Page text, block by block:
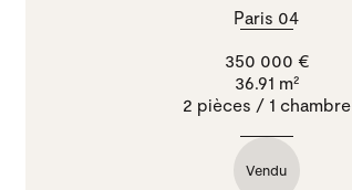
Paris 04
350 000 €
36.91 m²
2 pièces / 1 chambre
Vendu